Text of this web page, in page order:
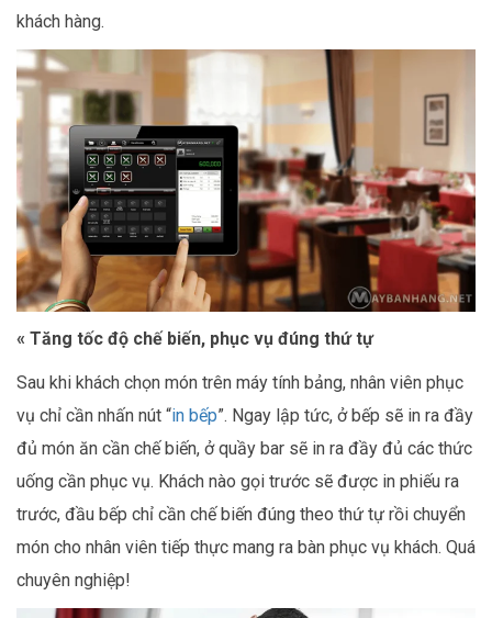
khách hàng.
« Tăng tốc độ chế biến, phục vụ đúng thứ tự
Sau khi khách chọn món trên máy tính bảng, nhân viên phục
vụ chỉ cần nhấn nút “in bếp”. Ngay lập tức, ở bếp sẽ in ra đầy
đủ món ăn cần chế biến, ở quầy bar sẽ in ra đầy đủ các thức
uống cần phục vụ. Khách nào gọi trước sẽ được in phiếu ra
trước, đầu bếp chỉ cần chế biến đúng theo thứ tự rồi chuyển
món cho nhân viên tiếp thực mang ra bàn phục vụ khách. Quá
chuyên nghiệp!